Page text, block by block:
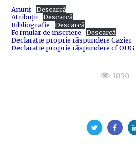
Anunț
Descarcă
Atribuții
Descarcă
Bibliografie
Descarcă
Formular de inscriere
Descarcă
Declarație proprie răspundere Cazier
Declarație proprie răspundere cf OUG
1030